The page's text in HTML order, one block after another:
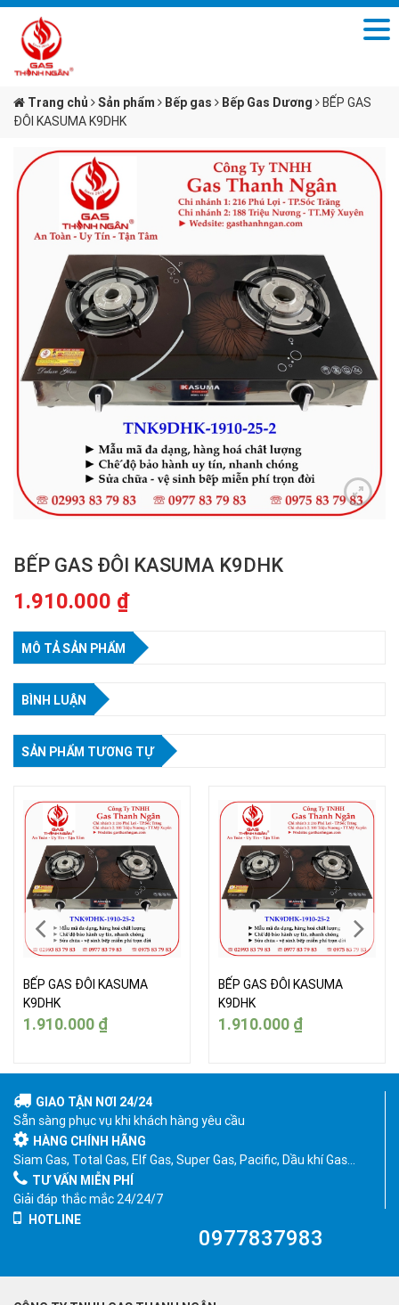
Trang chủ Sản phẩm Bếp gas Bếp Gas Dương
BẾP GAS
ĐÔI KASUMA K9DHK
BẾP GAS ĐÔI KASUMA K9DHK
1.910.000 ₫
MÔ TẢ SẢN PHẨM
BÌNH LUẬN
SẢN PHẨM TƯƠNG TỰ
BẾP GAS ĐÔI KASUMA
K9DHK
1.910.000 ₫
BẾP GAS ĐÔI KASUMA
K9DHK
1.910.000 ₫
GIAO TẬN NƠI 24/24
Sẵn sàng phục vụ khi khách hàng yêu cầu
HÀNG CHÍNH HÃNG
Siam Gas, Total Gas, Elf Gas, Super Gas, Pacific, Dầu khí Gas…
TƯ VẤN MIỄN PHÍ
Giải đáp thắc mắc 24/24/7
HOTLINE
0977837983